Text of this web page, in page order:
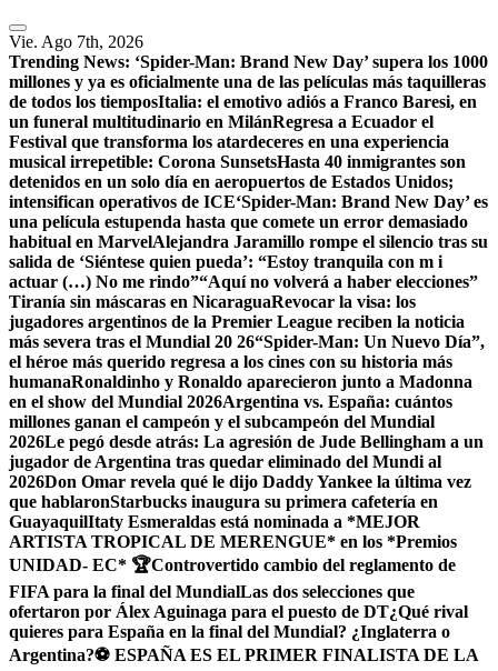
Vie. Ago 7th, 2026
Trending News: ‘Spider-Man: Brand New Day’ supera los 1000
millones y ya es oficialmente una de las películas más taquilleras
de todos los tiemposItalia: el emotivo adiós a Franco Baresi, en
un funeral multitudinario en MilánRegresa a Ecuador el
Festival que transforma los atardeceres en una experiencia
musical irrepetible: Corona SunsetsHasta 40 inmigrantes son
detenidos en un solo día en aeropuertos de Estados Unidos;
intensifican operativos de ICE‘Spider-Man: Brand New Day’ es
una película estupenda hasta que comete un error demasiado
habitual en Marvel​Alejandra Jaramillo rompe el silencio tras su
salida de ‘Siéntese quien pueda’: “Estoy tranquila con m i
actuar (…) No me rindo”“Aquí no volverá a haber elecciones”
Tiranía sin máscaras en NicaraguaRevocar la visa: los
jugadores argentinos de la Premier League reciben la noticia
más severa tras el Mundial 20 26“Spider-Man: Un Nuevo Día”,
el héroe más querido regresa a los cines con su historia más
humanaRonaldinho y Ronaldo aparecieron junto a Madonna
en el show del Mundial 2026Argentina vs. España: cuántos
millones ganan el campeón y el subcampeón del Mundial
2026Le pegó desde atrás: La agresión de Jude Bellingham a un
jugador de Argentina tras quedar eliminado del Mundi al
2026Don Omar revela qué le dijo Daddy Yankee la última vez
que hablaronStarbucks inaugura su primera cafetería en
GuayaquilItaty Esmeraldas está nominada a *MEJOR
ARTISTA TROPICAL DE MERENGUE* en los *Premios
UNIDAD- EC* 🏆Controvertido cambio del reglamento de
FIFA para la final del MundialLas dos selecciones que
ofertaron por Álex Aguinaga para el puesto de DT¿Qué rival
quieres para España en la final del Mundial? ¿Inglaterra o
Argentina?⚽ ESPAÑA ES EL PRIMER FINALISTA DE LA